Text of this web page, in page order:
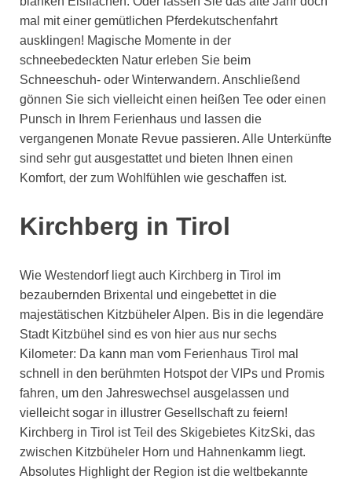
mal mit einer gemütlichen Pferdekutschenfahrt
ausklingen! Magische Momente in der
schneebedeckten Natur erleben Sie beim
Schneeschuh- oder Winterwandern. Anschließend
gönnen Sie sich vielleicht einen heißen Tee oder einen
Punsch in Ihrem Ferienhaus und lassen die
vergangenen Monate Revue passieren. Alle Unterkünfte
sind sehr gut ausgestattet und bieten Ihnen einen
Komfort, der zum Wohlfühlen wie geschaffen ist.
Kirchberg in Tirol
Wie Westendorf liegt auch Kirchberg in Tirol im
bezaubernden Brixental und eingebettet in die
majestätischen Kitzbüheler Alpen. Bis in die legendäre
Stadt Kitzbühel sind es von hier aus nur sechs
Kilometer: Da kann man vom Ferienhaus Tirol mal
schnell in den berühmten Hotspot der VIPs und Promis
fahren, um den Jahreswechsel ausgelassen und
vielleicht sogar in illustrer Gesellschaft zu feiern!
Kirchberg in Tirol ist Teil des Skigebietes KitzSki, das
zwischen Kitzbüheler Horn und Hahnenkamm liegt.
Absolutes Highlight der Region ist die weltbekannte